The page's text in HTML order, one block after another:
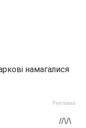
намагалися